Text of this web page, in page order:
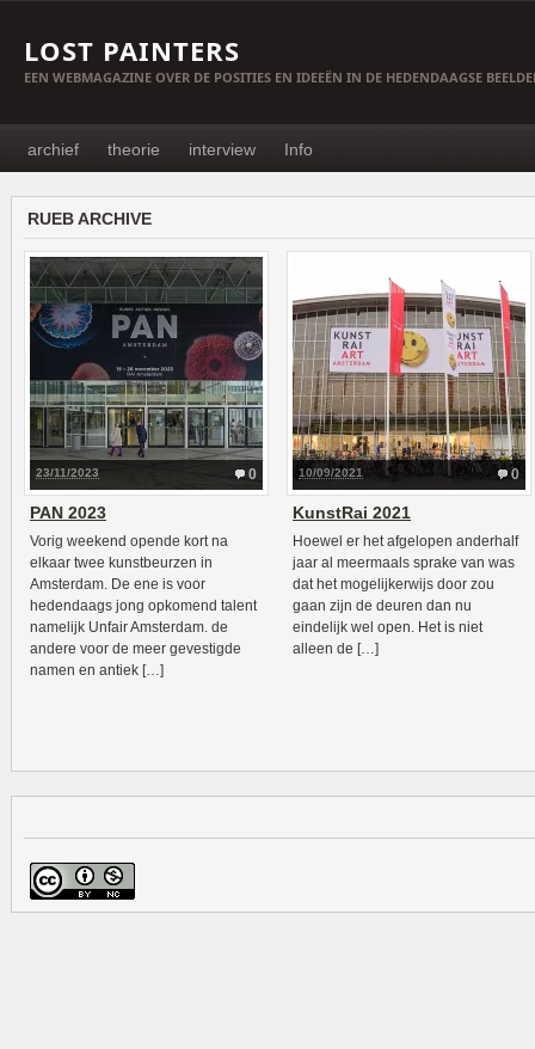
LOST PAINTERS
EEN WEBMAGAZINE OVER DE POSITIES EN IDEEËN IN DE HEDENDAAGSE
archief theorie interview Info
RUEB ARCHIVE
0
23/11/2023
PAN 2023
Vorig weekend opende kort na
elkaar twee kunstbeurzen in
Amsterdam. De ene is voor
hedendaags jong opkomend talent
namelijk Unfair Amsterdam. de
andere voor de meer gevestigde
namen en antiek […]
0
10/09/2021
KunstRai 2021
Hoewel er het afgelopen anderhalf
jaar al meermaals sprake van was
dat het mogelijkerwijs door zou
gaan zijn de deuren dan nu
eindelijk wel open. Het is niet
alleen de […]